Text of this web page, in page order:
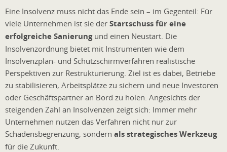
Eine Insolvenz muss nicht das Ende sein – im Gegenteil: Für
viele Unternehmen ist sie der Startschuss für eine
erfolgreiche Sanierungund einen Neustart. Die
Insolvenzordnung bietet mit Instrumenten wie dem
Insolvenzplan- und Schutzschirmverfahren realistische
Perspektiven zur Restrukturierung. Ziel ist es dabei, Betriebe
zu stabilisieren, Arbeitsplätze zu sichern und neue Investoren
oder Geschäftspartner an Bord zu holen. Angesichts der
steigenden Zahl an Insolvenzen zeigt sich: Immer mehr
Unternehmen nutzen das Verfahren nicht nur zur
Schadensbegrenzung, sondern als strategisches Werkzeug
für die Zukunft.